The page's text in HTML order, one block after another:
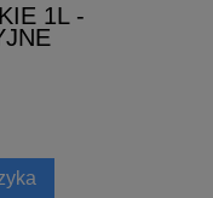
1L -